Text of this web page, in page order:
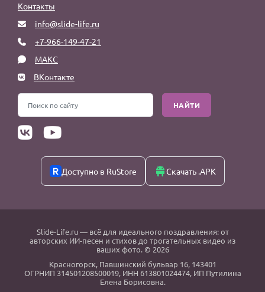
Контакты
info@slide-life.ru
+7-966-149-47-21
МАКС
ВКонтакте
НАЙТИ
Доступно в RuStore Скачать .APK
Slide-Life.ru— всё для идеального поздравления: от
авторских ИИ-песен и стихов до трогательных видео из
ваших фото. © 2026
Красногорск, Павшинский бульвар 16, 143401
ОГРНИП 314501208500019, ИНН 613801024474, ИП Путилина
Елена Борисовна.